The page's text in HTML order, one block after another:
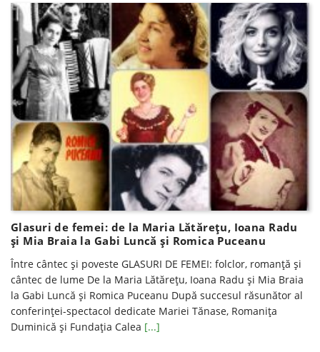
Glasuri de femei: de la Maria Lătărețu, Ioana Radu
și Mia Braia la Gabi Luncă și Romica Puceanu
Între cântec și poveste GLASURI DE FEMEI: folclor, romanță și
cântec de lume De la Maria Lătărețu, Ioana Radu și Mia Braia
la Gabi Luncă și Romica Puceanu După succesul răsunător al
conferinței-spectacol dedicate Mariei Tănase, Romanița
Duminică și Fundația Calea [...]